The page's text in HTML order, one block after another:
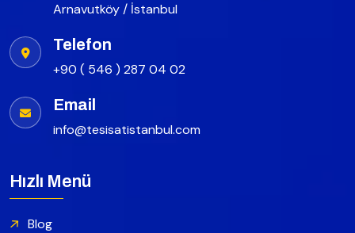
Arnavutköy / İstanbul
Telefon
+90 ( 546 ) 287 04 02
Email
info@tesisatistanbul.com
Hızlı Menü
Blog